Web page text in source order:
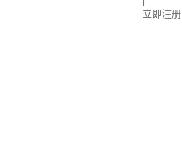
立即注册